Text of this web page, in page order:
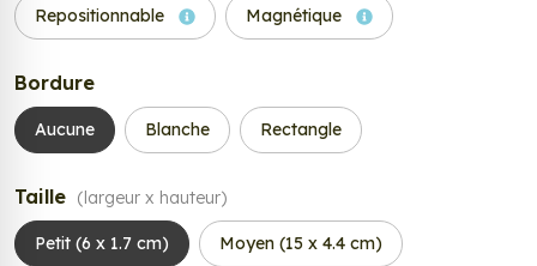
Repositionnable Magnétique
Bordure
Aucune Blanche Rectangle
Taille (largeur x hauteur)
Petit (6 x 1.7 cm) Moyen (15 x 4.4 cm)